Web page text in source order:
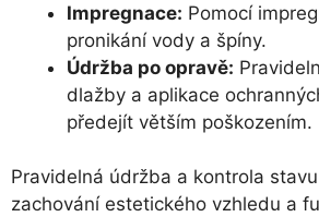
Impregnace: Pomocí
pronikání vody a špíny.
Údržba po opravě:
dlažby a aplikace
předejít větším poškozením.
Pravidelná údržba a kontrola
zachování estetického vzhledu a